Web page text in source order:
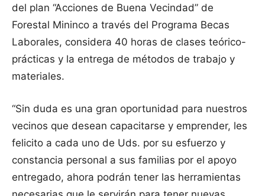
del plan “Acciones de Buena Vecindad” de
Forestal Mininco a través del Programa Becas
Laborales, considera 40 horas de clases teórico-
prácticas y la entrega de métodos de trabajo y
materiales.
“Sin duda es una gran oportunidad para nuestros
vecinos que desean capacitarse y emprender, les
felicito a cada uno de Uds. por su esfuerzo y
constancia personal a sus familias por el apoyo
entregado, ahora podrán tener las herramientas